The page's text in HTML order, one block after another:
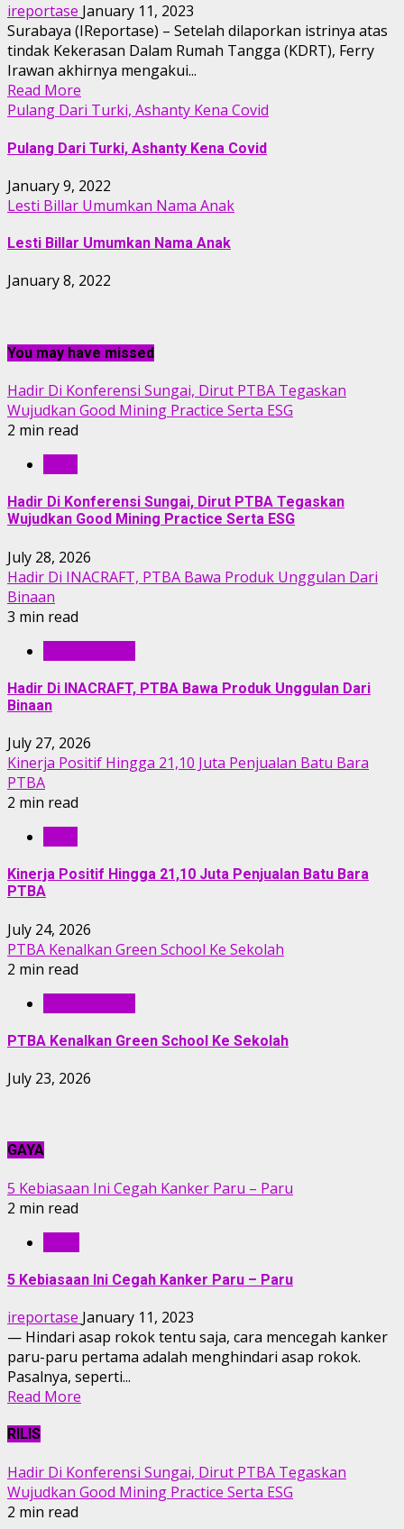
ireportase January 11, 2023
Surabaya (IReportase) – Setelah dilaporkan istrinya atas
tindak Kekerasan Dalam Rumah Tangga (KDRT), Ferry
Irawan akhirnya mengakui...
Read More
Pulang Dari Turki, Ashanty Kena Covid
Pulang Dari Turki, Ashanty Kena Covid
January 9, 2022
Lesti Billar Umumkan Nama Anak
Lesti Billar Umumkan Nama Anak
January 8, 2022
You may have missed
Hadir Di Konferensi Sungai, Dirut PTBA Tegaskan
Wujudkan Good Mining Practice Serta ESG
2 min read
Hadir Di Konferensi Sungai, Dirut PTBA Tegaskan
Wujudkan Good Mining Practice Serta ESG
July 28, 2026
Hadir Di INACRAFT, PTBA Bawa Produk Unggulan Dari
Binaan
3 min read
Hadir Di INACRAFT, PTBA Bawa Produk Unggulan Dari
Binaan
July 27, 2026
Kinerja Positif Hingga 21,10 Juta Penjualan Batu Bara
PTBA
2 min read
Kinerja Positif Hingga 21,10 Juta Penjualan Batu Bara
PTBA
July 24, 2026
PTBA Kenalkan Green School Ke Sekolah
2 min read
PTBA Kenalkan Green School Ke Sekolah
July 23, 2026
GAYA
5 Kebiasaan Ini Cegah Kanker Paru – Paru
2 min read
5 Kebiasaan Ini Cegah Kanker Paru – Paru
ireportase January 11, 2023
— Hindari asap rokok tentu saja, cara mencegah kanker
paru-paru pertama adalah menghindari asap rokok.
Pasalnya, seperti...
Read More
RILIS
Hadir Di Konferensi Sungai, Dirut PTBA Tegaskan
Wujudkan Good Mining Practice Serta ESG
2 min read